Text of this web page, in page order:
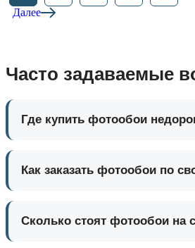
Далее
Часто задаваемые
Где купить фотообои
Как заказать фотообои по
Сколько стоят фотообои на